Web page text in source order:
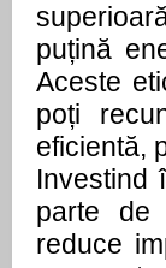
puțină
Aceste
poți
eficientă,
Investind
parte de
reduce